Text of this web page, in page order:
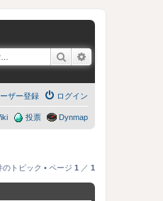
検索
ログイン
ーザー登録
Dynmap
投票
のトピック • ページ 1 ／ 1